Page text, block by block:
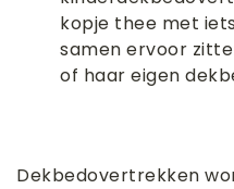
kopje thee met
samen ervoor
of haar eigen
Dekbedovertrekken